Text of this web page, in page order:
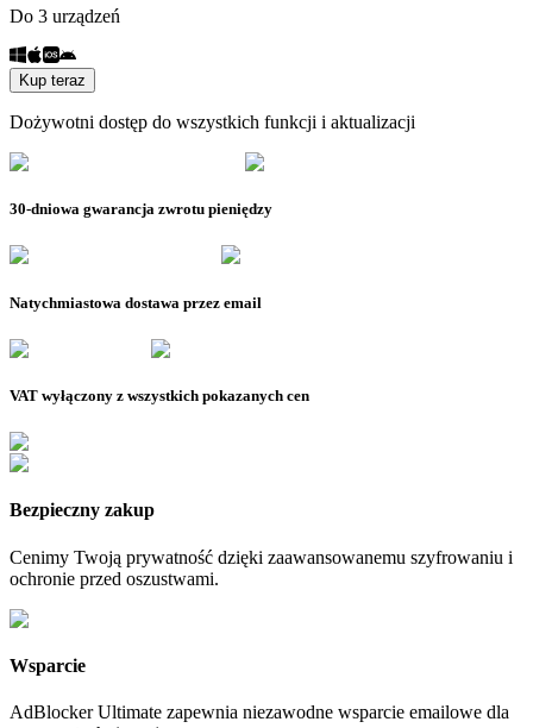
Do 3 urządzeń
Kup teraz
Dożywotni dostęp do wszystkich funkcji i aktualizacji
30-dniowa gwarancja zwrotu pieniędzy
Natychmiastowa dostawa przez email
VAT wyłączony z wszystkich pokazanych cen
Bezpieczny zakup
Cenimy Twoją prywatność dzięki zaawansowanemu szyfrowaniu i
ochronie przed oszustwami.
Wsparcie
AdBlocker Ultimate zapewnia niezawodne wsparcie emailowe dla